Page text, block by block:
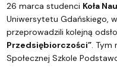
26 marca studenci Koła
Uniwersytetu Gdańskiego,
przeprowadzili kolejną
Przedsiębiorczości”. Tym
Społecznej Szkole